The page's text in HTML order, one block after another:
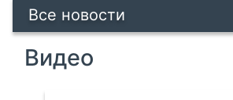
Все новости
Видео